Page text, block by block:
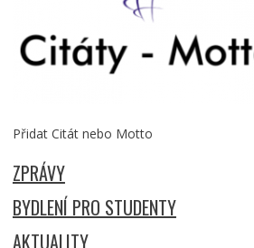
Přidat Citát nebo Motto
ZPRÁVY
BYDLENÍ PRO STUDENTY
AKTUALITY